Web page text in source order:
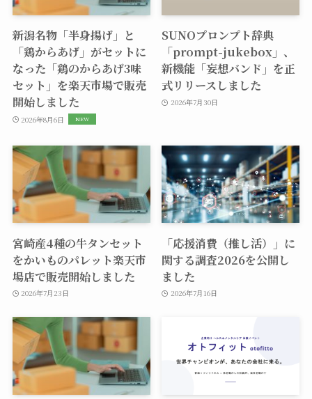
新潟名物「半身揚げ」と
「鶏からあげ」がセットに
なった「鶏のからあげ3味
セット」を楽天市場で販売
開始しました
2026年8月6日
SUNOプロンプト辞典
「prompt-jukebox」、
新機能「妄想バンド」を正
式リリースしました
2026年7月30日
宮崎産4種の牛タンセット
をかいものパレット楽天市
場店で販売開始しました
2026年7月23日
「応援消費（推し活）」に
関する調査2026を公開し
ました
2026年7月16日